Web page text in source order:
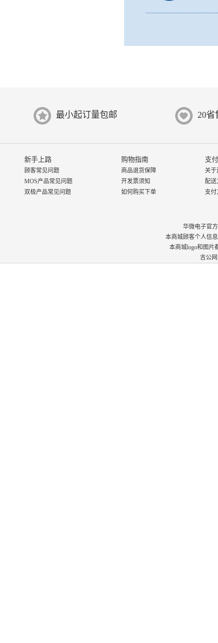
最小起订量包邮 20省
新手上路
顾客常见问题
MOS产品常见问题
双极产品常见问题
购物指南
商品退货保障
开发票须知
如何购买下单
支
关于
配送
支付
华微电子官
本商城顾客个人信
本商城logo和图片
吉公网